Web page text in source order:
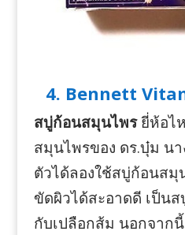
4. Bennett
สบู่ก้อนสมุนไพรยี่ห้อไ
สมุนไพรของ ดร.บุ๋ม น
ตัวได้ลองใช้สบู่ก้อนสมุ
ขัดผิวได้สะอาดดี เป็น
กับเปลือกส้ม นอกจาก